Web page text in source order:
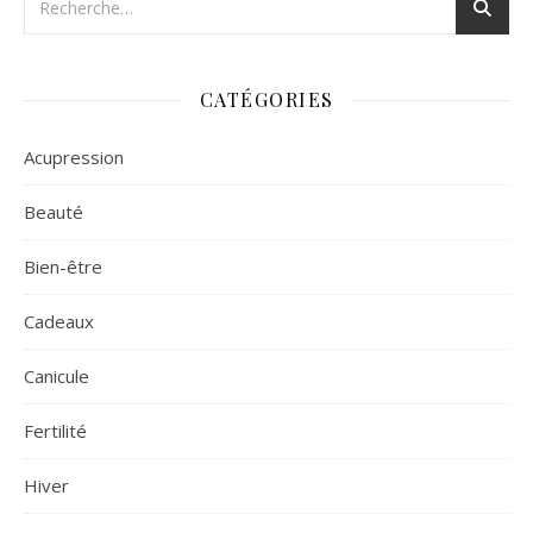
CATÉGORIES
Acupression
Beauté
Bien-être
Cadeaux
Canicule
Fertilité
Hiver